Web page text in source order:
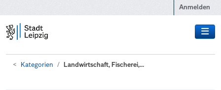
Anmelden
Kategorien Landwirtschaft, Fischerei,...